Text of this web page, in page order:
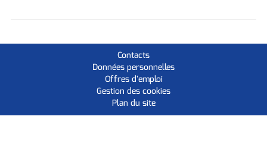
Contacts
Données personnelles
Offres d'emploi
Gestion des cookies
Plan du site